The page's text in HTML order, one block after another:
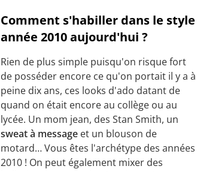
Comment s'habiller dans le style
année 2010 aujourd'hui ?
Rien de plus simple puisqu'on risque fort
de posséder encore ce qu'on portait il y a à
peine dix ans, ces looks d'ado datant de
quand on était encore au collège ou au
lycée. Un mom jean, des Stan Smith, un
sweat à message et un blouson de
motard… Vous êtes l'archétype des années
2010 ! On peut également mixer des